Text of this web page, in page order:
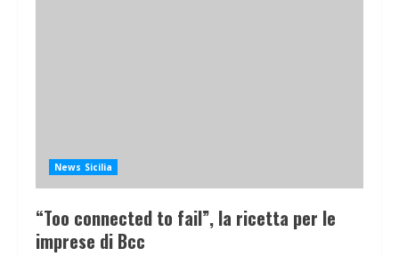
News Sicilia
“Too connected to fail”, la ricetta per le
imprese di Bcc